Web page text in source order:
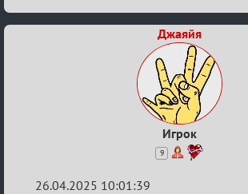
Джаяйя
Игрок
9
26.04.2025 10:01:39